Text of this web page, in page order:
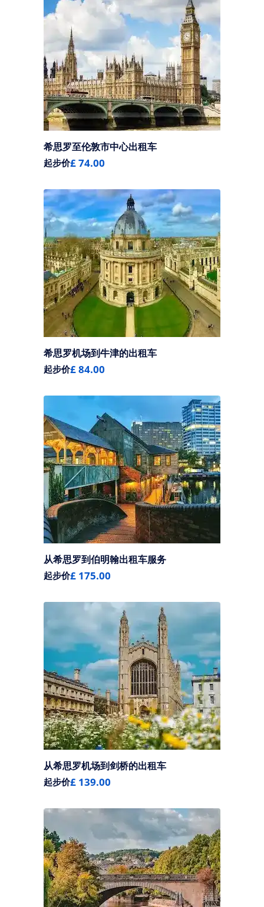
希思罗至伦敦市中心出租车
起步价£ 74.00
希思罗机场到牛津的出租车
起步价£ 84.00
从希思罗到伯明翰出租车服务
起步价£ 175.00
从希思罗机场到剑桥的出租车
起步价£ 139.00